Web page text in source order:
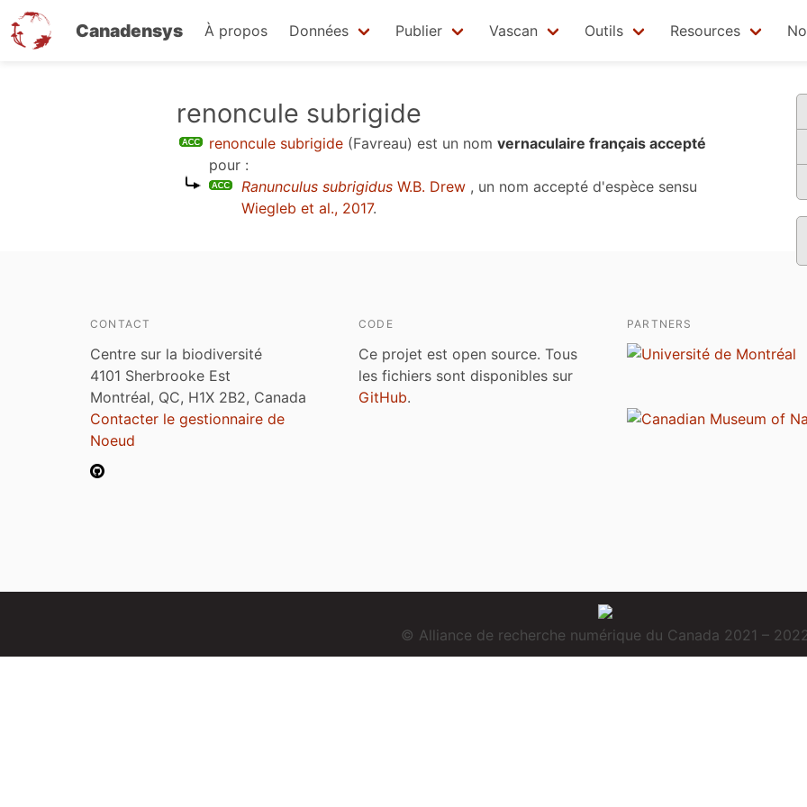
Canadensys À propos Données Publier Vascan Outils Resources
renoncule subrigide
renoncule subrigide (Favreau) est un nom vernaculaire français accepté
pour :
Ranunculus subrigidus W.B. Drew , un nom accepté d'espèce sensu
Wiegleb et al., 2017.
CONTACT
Centre sur la biodiversité
4101 Sherbrooke Est
Montréal, QC, H1X 2B2, Canada
Contacter le gestionnaire de
Noeud
CODE
Ce projet est open source. Tous
les fichiers sont disponibles sur
GitHub.
PARTNERS
© Alliance de recherche numérique du Canada 2021 –